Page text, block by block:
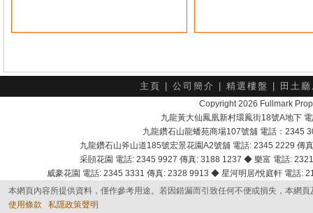
主頁 公司簡介 精選樓盤 田土
Copyright 2026 Fullmark
九龍黃大仙鳳凰新村環鳳街18號A地下
九龍鑽石山龍蟠苑商場107號舖 電話：2345
九龍鑽石山斧山道185號宏景花園A2號舖 電話: 2345 2229
采頣花園 電話: 2345 9927 傳真: 3188 1237 ◆ 樂富 電話:
威豪花園 電話: 2345 3331 傳真: 2328 9913 ◆ 星河明居/悅庭軒 電話
本網頁內容所提供資料，僅作參考用途。若因錯漏而引致任何不便或損失，本網
使用條款
私隱政策聲明